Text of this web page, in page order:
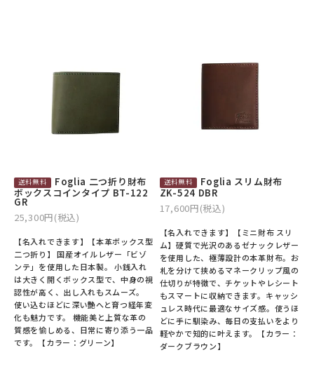
Foglia 二つ折り財布
ボックスコインタイプ BT-122
GR
25,300円(税込)
【名入れできます】【本革ボックス型
二つ折り】 国産オイルレザー「ビゾ
ンテ」を使用した日本製。 小銭入れ
は大きく開くボックス型で、中身の視
認性が高く、出し入れもスムーズ。
使い込むほどに深い艶へと育つ経年変
化も魅力です。 機能美と上質な革の
質感を愉しめる、日常に寄り添う一品
です。【カラー：グリーン】
Foglia スリム財布
ZK-524 DBR
17,600円(税込)
【名入れできます】【ミニ財布 スリ
ム】硬質で光沢のあるゼナックレザー
を使用した、極薄設計の本革財布。お
札を分けて挟めるマネークリップ風の
仕切りが特徴で、チケットやレシート
もスマートに収納できます。キャッシ
ュレス時代に最適なサイズ感。使うほ
どに手に馴染み、毎日の支払いをより
軽やかで知的に叶えます。【カラー：
ダークブラウン】